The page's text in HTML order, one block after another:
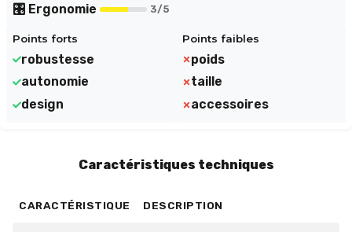
🎛️ Ergonomie 3/5
Points forts
robustesse
autonomie
design
Points faibles
poids
taille
accessoires
Caractéristiques techniques
CARACTÉRISTIQUE DESCRIPTION